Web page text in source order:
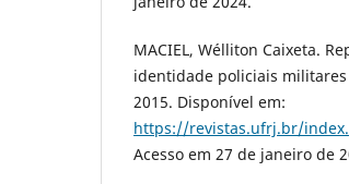
MACIEL, Wélliton Caixeta.
identidade policiais militares
2015. Disponível em:
https://revistas.ufrj.br/
Acesso em 27 de janeiro de